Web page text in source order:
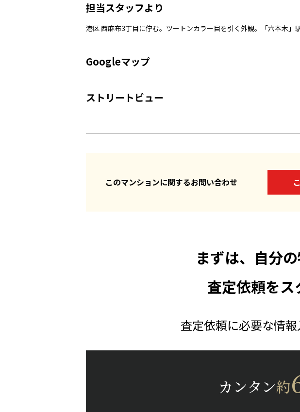
担当スタッフより
港区 西麻布3丁目に佇む。ツートンカラー目を引く外観。「六本木
Googleマップ
ストリートビュー
このマンションに関するお問い合わせ
まずは、自分
査定依頼を
査定依頼に必要な情
カンタン約